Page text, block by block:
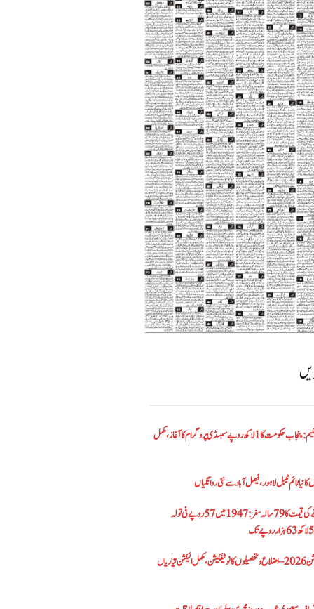
الیکٹرک بائیک اسکیم: پنجاب حکومت کا1 لاکھ روپے سبسڈی پروگرام کا آغاز ،مکمل
نیا ٹائم ٹیبل لاہور، فیصل آباد سے نئی روانگیاں
پاکستان میں سونے کی قیمت کا 79 سالہ سفر: 1947 میں 57 روپے فی تولہ
پنجاب بلدیاتی الیکشن 2026 – اضلاع و تحصیلوں کا نوٹیفکیشن، مکمل الیکشن تیاریاں